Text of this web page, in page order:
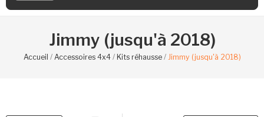
Jimmy (jusqu'à 2018)
Accueil Accessoires 4x4 Kits réhausse Jimmy (jusqu'à 2018)